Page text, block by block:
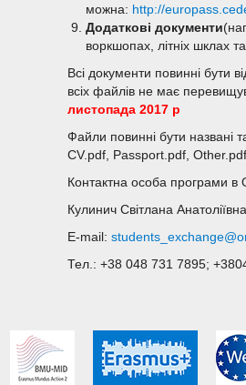
можна: http://
Додаткові документи
воркшопах, літніх шклах
Всі документи повинні бути
всіх файлів не має
листопада 2017 р
Файли повинні бути
CV.pdf, Passport.pdf, Other.pdf
Контактна особа програми в
Кулинич Світлана
E-mail:
Тел.: +38 048 731 7895;